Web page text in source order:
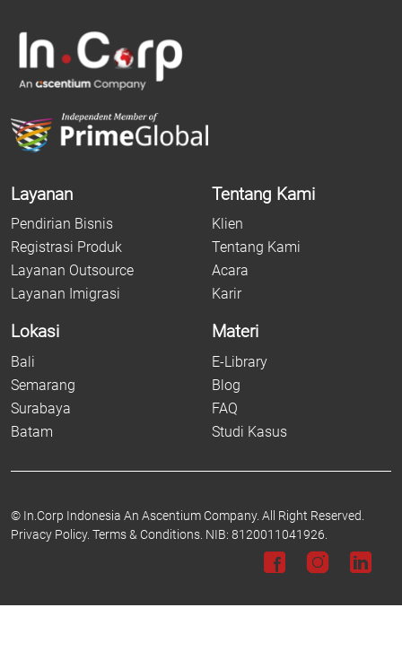
Layanan
Pendirian Bisnis
Registrasi Produk
Layanan Outsource
Layanan Imigrasi
Tentang Kami
Klien
Tentang Kami
Acara
Karir
Lokasi
Bali
Semarang
Surabaya
Batam
Materi
E-Library
Blog
FAQ
Studi Kasus
© In.Corp Indonesia An Ascentium Company. All Right Reserved.
Privacy Policy. Terms & Conditions. NIB: 8120011041926.